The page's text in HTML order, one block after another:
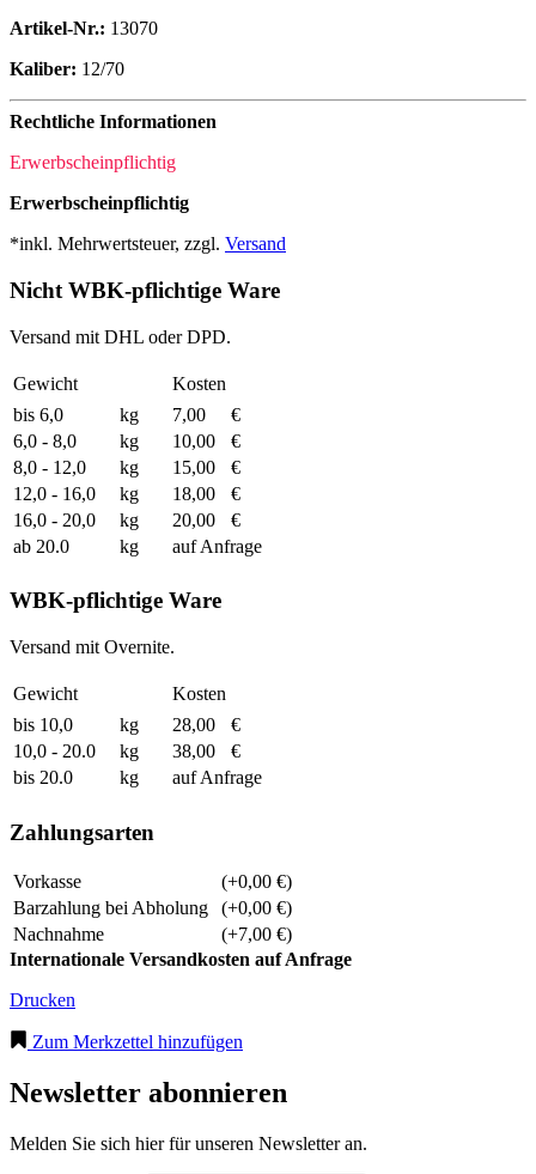
Artikel-Nr.: 13070
Kaliber: 12/70
Rechtliche Informationen
Erwerbscheinpflichtig
Erwerbscheinpflichtig
*inkl. Mehrwertsteuer, zzgl. Versand
Nicht WBK-pflichtige Ware
Versand mit DHL oder DPD.
Gewicht
Kosten
bis 6,0
kg 7,00
€
6,0 - 8,0
kg 10,00
€
8,0 - 12,0
kg 15,00
€
12,0 - 16,0
kg 18,00
€
16,0 - 20,0
kg 20,00
€
ab 20.0
kg auf Anfrage
WBK-pflichtige Ware
Versand mit Overnite.
Gewicht
Kosten
bis 10,0
kg 28,00
€
10,0 - 20.0
kg 38,00
€
bis 20.0
kg auf Anfrage
Zahlungsarten
Vorkasse
(+0,00 €)
Barzahlung bei Abholung
(+0,00 €)
Nachnahme
(+7,00 €)
Internationale Versandkosten auf Anfrage
Drucken
Zum Merkzettel hinzufügen
Newsletter abonnieren
Melden Sie sich hier für unseren Newsletter an.